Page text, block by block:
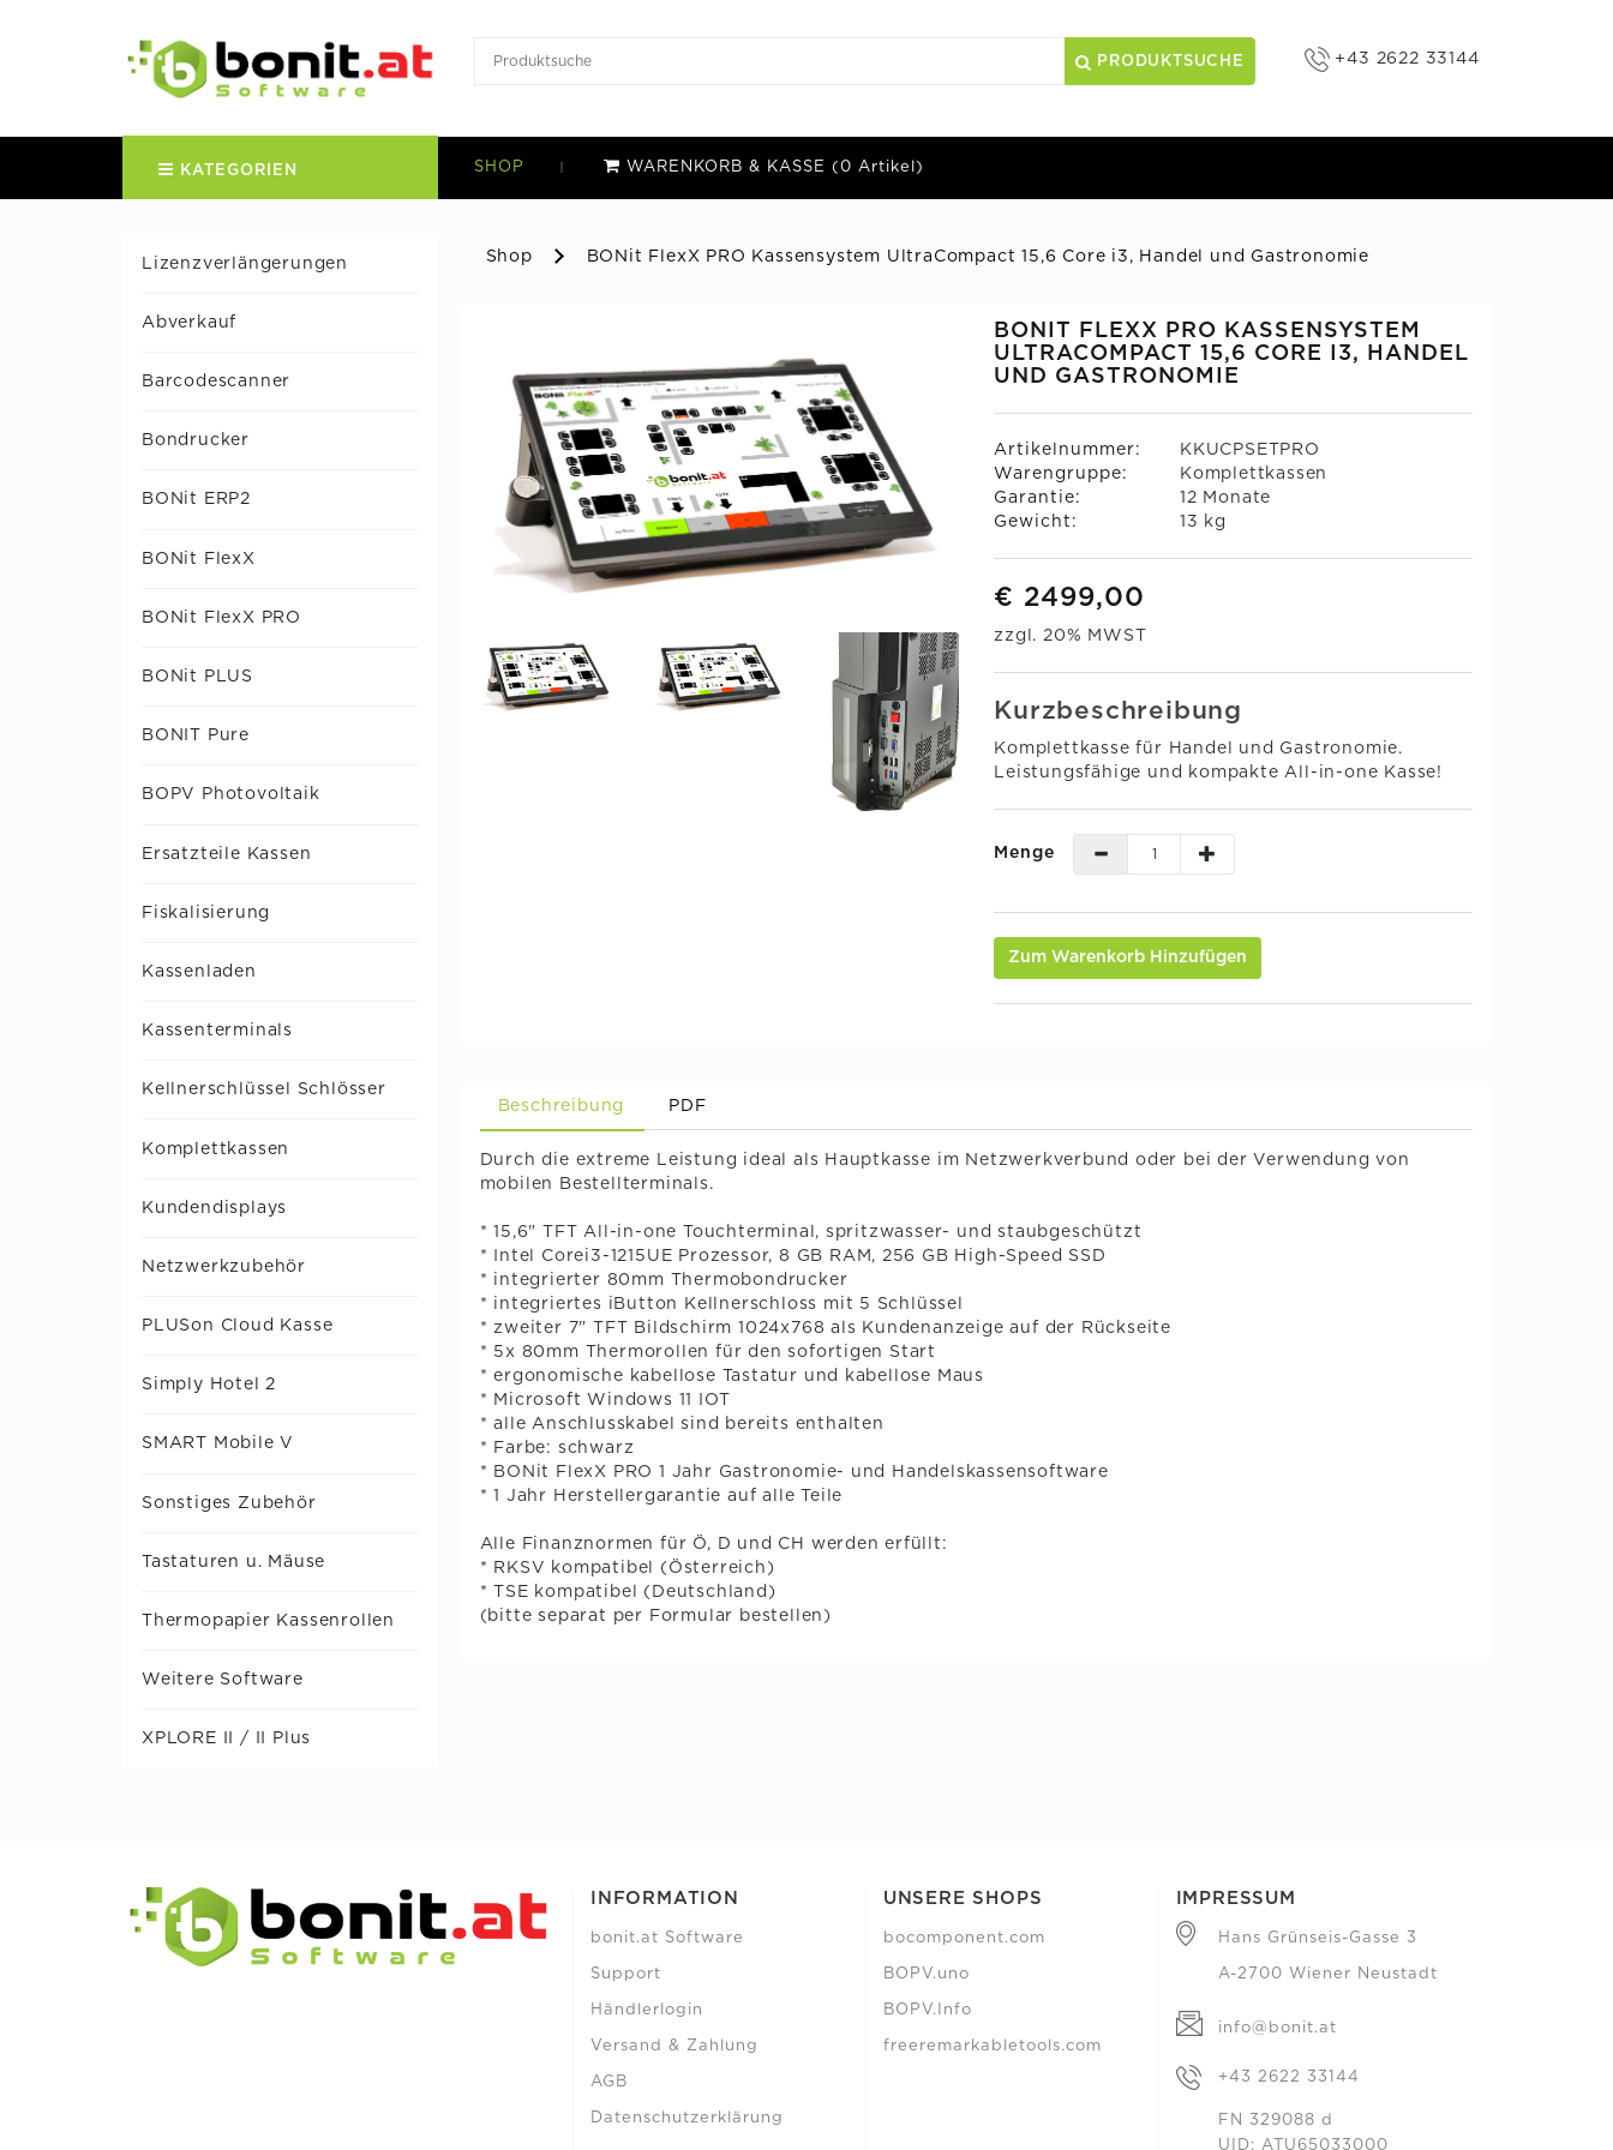
PRODUKTSUCHE +43 2622 33144
SHOP WARENKORB & KASSE (0 Artikel)
KATEGORIEN
Lizenzverlängerungen
Abverkauf
Barcodescanner
Bondrucker
BONit ERP2
BONit FlexX
BONit FlexX PRO
BONit PLUS
BONIT Pure
BOPV Photovoltaik
Ersatzteile Kassen
Fiskalisierung
Kassenladen
Kassenterminals
Kellnerschlüssel Schlösser
Komplettkassen
Kundendisplays
Netzwerkzubehör
PLUSon Cloud Kasse
Simply Hotel 2
SMART Mobile V
Sonstiges Zubehör
Tastaturen u. Mäuse
Thermopapier Kassenrollen
Weitere Software
XPLORE II / II Plus
Shop BONit FlexX PRO Kassensystem UltraCompact 15,6 Core i3, Handel und Gastronomie
BONIT FLEXX PRO KASSENSYSTEM
ULTRACOMPACT 15,6 CORE I3, HANDEL
UND GASTRONOMIE
Artikelnummer:
KKUCPSETPRO
Warengruppe:
Komplettkassen
Garantie:
12 Monate
Gewicht:
13 kg
€ 2499,00
zzgl. 20% MWST
Kurzbeschreibung
Komplettkasse für Handel und Gastronomie.
Leistungsfähige und kompakte All-in-one Kasse!
Menge
Zum Warenkorb Hinzufügen
Beschreibung PDF
Durch die extreme Leistung ideal als Hauptkasse im Netzwerkverbund oder bei der Verwendung von
mobilen Bestellterminals.
* 15,6" TFT All-in-one Touchterminal, spritzwasser- und staubgeschützt
* Intel Corei3-1215UE Prozessor, 8 GB RAM, 256 GB High-Speed SSD
* integrierter 80mm Thermobondrucker
* integriertes iButton Kellnerschloss mit 5 Schlüssel
* zweiter 7" TFT Bildschirm 1024x768 als Kundenanzeige auf der Rückseite
* 5x 80mm Thermorollen für den sofortigen Start
* ergonomische kabellose Tastatur und kabellose Maus
* Microsoft Windows 11 IOT
* alle Anschlusskabel sind bereits enthalten
* Farbe: schwarz
* BONit FlexX PRO 1 Jahr Gastronomie- und Handelskassensoftware
* 1 Jahr Herstellergarantie auf alle Teile
Alle Finanznormen für Ö, D und CH werden erfüllt:
* RKSV kompatibel (Österreich)
* TSE kompatibel (Deutschland)
(bitte separat per Formular bestellen)
INFORMATION
bonit.at Software
Support
Händlerlogin
Versand & Zahlung
AGB
Datenschutzerklärung
UNSERE SHOPS
bocomponent.com
BOPV.uno
BOPV.Info
freeremarkabletools.com
IMPRESSUM
Hans Grünseis-Gasse 3
A-2700 Wiener Neustadt
info@bonit.at
+43 2622 33144
FN 329088 d
UID: ATU65033000